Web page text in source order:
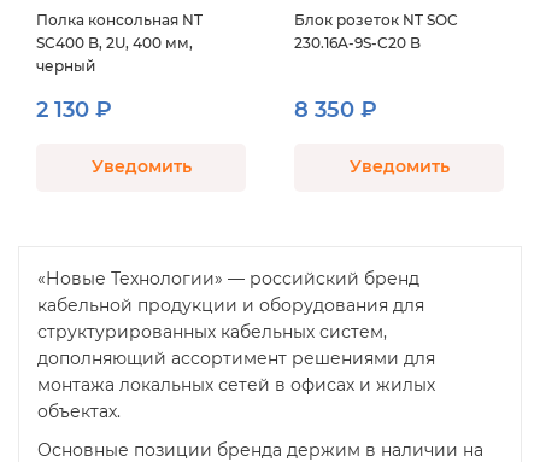
Полка консольная NT
SC400 B, 2U, 400 мм,
черный
2 130 ₽
Уведомить
Блок розеток NT SOC
230.16A-9S-C20 B
8 350 ₽
Уведомить
«Новые Технологии» — российский бренд
кабельной продукции и оборудования для
структурированных кабельных систем,
дополняющий ассортимент решениями для
монтажа локальных сетей в офисах и жилых
объектах.
Основные позиции бренда держим в наличии на